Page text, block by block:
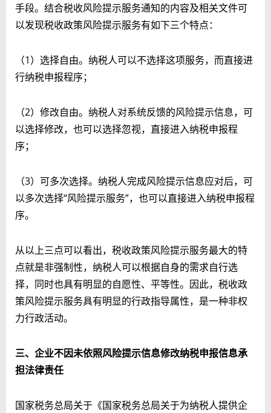
手段。结合税收风险提示服务通知的内容及相关文件可
以发现税收政策风险提示服务有如下三个特点：
（1）选择自由。纳税人可以不选择这项服务，而直接进
行纳税申报程序；
（2）修改自由。纳税人对系统反馈的风险提示信息，可
以选择修改，也可以选择忽视，直接进入纳税申报程
序；
（3）可多次选择。纳税人完成风险提示信息应对后，可
以多次选择“风险提示服务”，也可以直接进入纳税申报程
序。
从以上三点可以看出，税收政策风险提示服务最大的特
点就是非强制性，纳税人可以根据自身的需求自行选
择，同时也具有明显的自愿性、平等性。因此，税收政
策风险提示服务具有明显的行政指导属性，是一种非权
力行政活动。
三、企业不因未依照风险提示信息修改纳税申报信息承
担法律责任
国家税务总局关于《国家税务总局关于为纳税人提供企